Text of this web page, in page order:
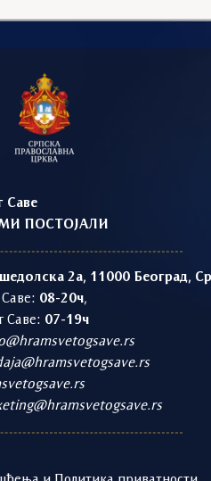
Саве
ПОСТОЈАЛИ
2а, 11000 Београд,
08-20ч,
Саве: 07-19ч